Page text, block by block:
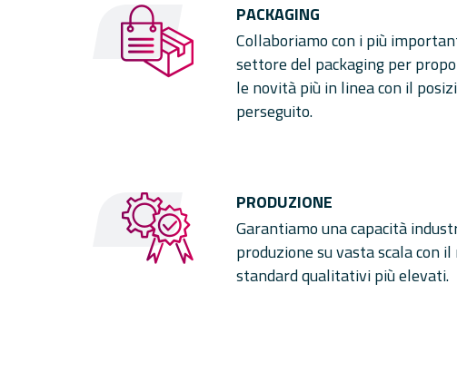
PACKAGING
Collaboriamo con i più
settore del packaging per
le novità più in linea con il
perseguito.
PRODUZIONE
Garantiamo una capacità
produzione su vasta scala con
standard qualitativi più elevati.